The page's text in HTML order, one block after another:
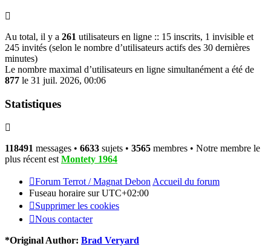
Au total, il y a 261 utilisateurs en ligne :: 15 inscrits, 1 invisible et
245 invités (selon le nombre d’utilisateurs actifs des 30 dernières
minutes)
Le nombre maximal d’utilisateurs en ligne simultanément a été de
877 le 31 juil. 2026, 00:06
Statistiques
118491 messages • 6633 sujets • 3565 membres • Notre membre le
plus récent est Montety 1964
Forum Terrot / Magnat Debon Accueil du forum
Fuseau horaire surUTC+02:00
Supprimer les cookies
Nous contacter
*Original Author: Brad Veryard